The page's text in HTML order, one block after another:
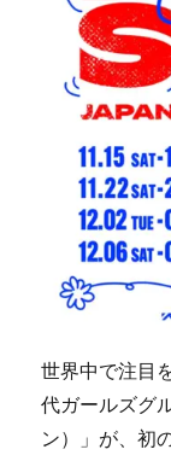
世界中で注目
代ガールズグ
ン）」が、初